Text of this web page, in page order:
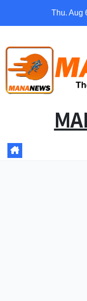
Thu. Aug